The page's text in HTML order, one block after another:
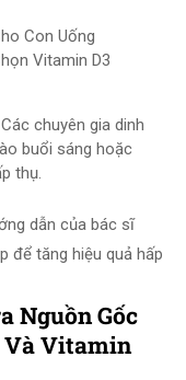
Con Uống
Vitamin D3
chuyên gia dinh
buổi sáng hoặc
thụ.
dẫn của bác sĩ
để tăng hiệu quả hấp
Nguồn Gốc
Và Vitamin